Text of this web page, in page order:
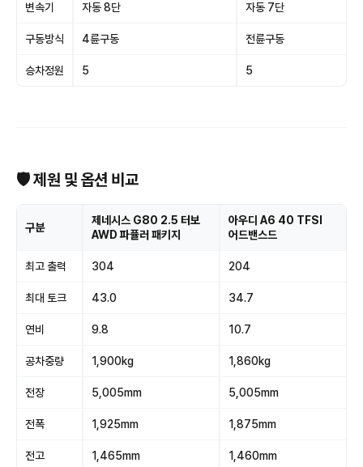
변속기 자동 8단 자동 7단
구동방식 4륜구동 전륜구동
승차정원 5 5
🛡 제원 및 옵션 비교
구분
제네시스 G80 2.5 터보
AWD 파퓰러 패키지
아우디 A6 40 TFSI
어드밴스드
최고 출력 304 204
최대 토크 43.0 34.7
연비 9.8 10.7
공차중량 1,900kg 1,860kg
전장 5,005mm 5,005mm
전폭 1,925mm 1,875mm
전고 1,465mm 1,460mm